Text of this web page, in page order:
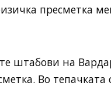
пресметка
штабови на
Во тепачката